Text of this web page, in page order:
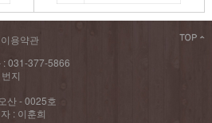
이용약관
: 031-377-5866
지
산 - 0025호
: 이훈희